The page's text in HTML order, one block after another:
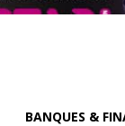
BANQUES &